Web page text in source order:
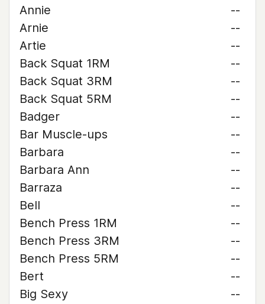
Annie
--
Arnie
--
Artie
--
Back Squat 1RM
--
Back Squat 3RM
--
Back Squat 5RM
--
Badger
--
Bar Muscle-ups
--
Barbara
--
Barbara Ann
--
Barraza
--
Bell
--
Bench Press 1RM
--
Bench Press 3RM
--
Bench Press 5RM
--
Bert
--
Big Sexy
--